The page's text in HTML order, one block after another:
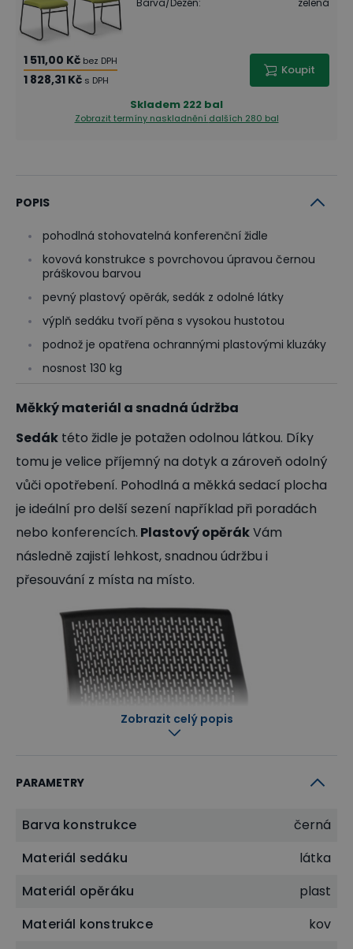
1 511,00 Kč bez DPH
1 828,31 Kč s DPH
Koupit
Skladem 222 bal
Zobrazit termíny naskladnění dalších 280 bal
POPIS
pohodlná stohovatelná konferenční židle
kovová konstrukce s povrchovou úpravou černou
práškovou barvou
pevný plastový opěrák, sedák z odolné látky
výplň sedáku tvoří pěna s vysokou hustotou
podnož je opatřena ochrannými plastovými kluzáky
nosnost 130 kg
Měkký materiál a snadná údržba
Sedák této židle je potažen odolnou látkou. Díky
tomu je velice příjemný na dotyk a zároveň odolný
vůči opotřebení. Pohodlná a měkká sedací plocha
je ideální pro delší sezení například při poradách
nebo konferencích. Plastový opěrákVám
následně zajistí lehkost, snadnou údržbu i
přesouvání z místa na místo.
Jednou z základních součástí židle je
kovová konstrukce, která dodává židli vysokou
Zobrazit celý popis
PARAMETRY
Barva konstrukce
černá
Materiál sedáku
látka
Materiál opěráku
plast
Materiál konstrukce
kov